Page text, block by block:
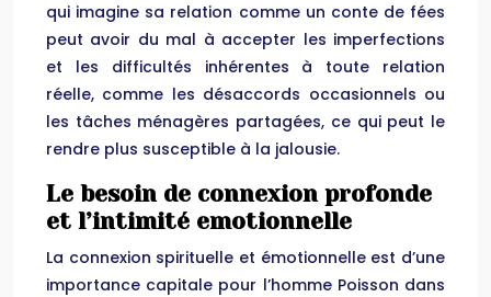
qui imagine sa relation comme un conte de fées
peut avoir du mal à accepter les imperfections
et les difficultés inhérentes à toute relation
réelle, comme les désaccords occasionnels ou
les tâches ménagères partagées, ce qui peut le
rendre plus susceptible à la jalousie.
Le besoin de connexion profonde
et l’intimité emotionnelle
La connexion spirituelle et émotionnelle est d’une
importance capitale pour l’homme Poisson dans